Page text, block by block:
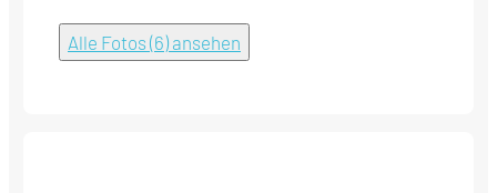
Alle Fotos (6) ansehen